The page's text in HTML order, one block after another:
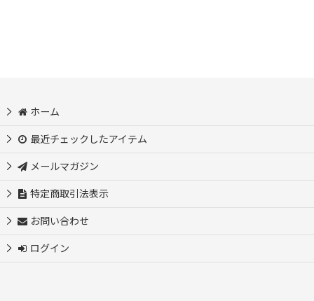
ホーム
最近チェックしたアイテム
メールマガジン
特定商取引法表示
お問い合わせ
ログイン